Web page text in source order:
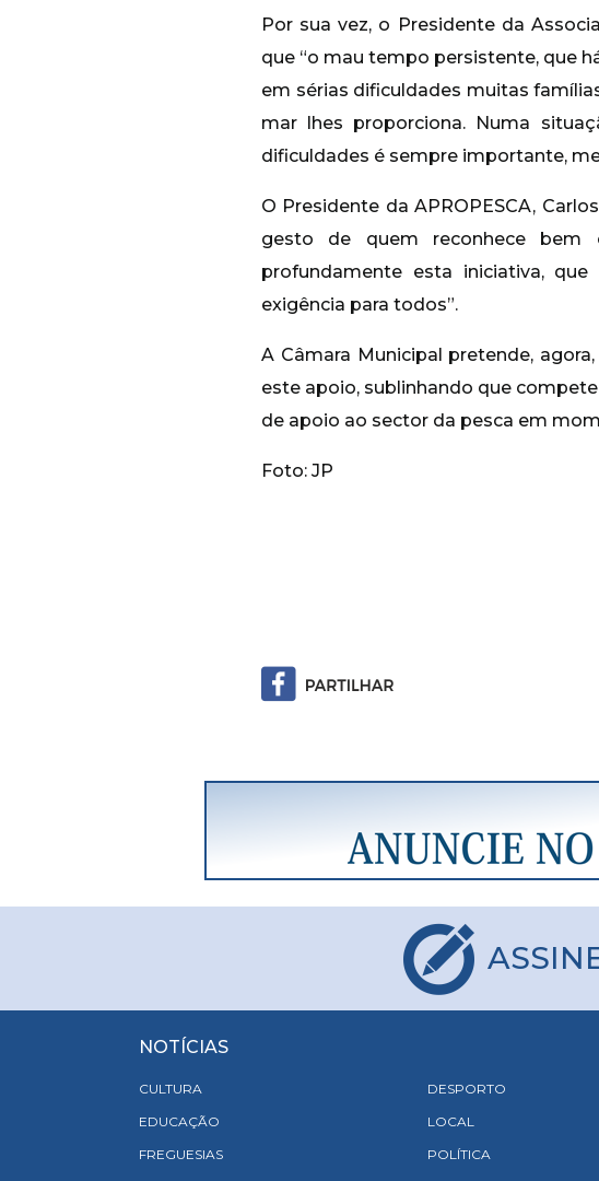
Por sua vez, o Presidente da
que “o mau tempo persistente, que
em sérias dificuldades muitas
mar lhes proporciona. Numa
dificuldades é sempre importante,
O Presidente da APROPESCA,
gesto de quem reconhece bem
profundamente esta iniciativa,
exigência para todos”.
A Câmara Municipal pretende,
este apoio, sublinhando que
de apoio ao sector da pesca em
Foto: JP
NOTÍCIAS
CULTURA
DESPORTO
EDUCAÇÃO
LOCAL
FREGUESIAS
POLÍTICA